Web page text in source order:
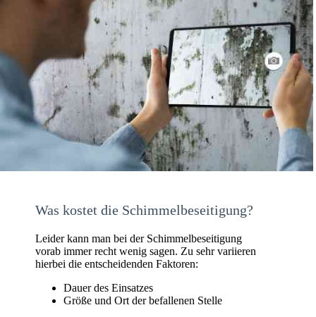
Was kostet die Schimmelbeseitigung?
Leider kann man bei der Schimmelbeseitigung
vorab immer recht wenig sagen. Zu sehr variieren
hierbei die entscheidenden Faktoren:
Dauer des Einsatzes
Größe und Ort der befallenen Stelle